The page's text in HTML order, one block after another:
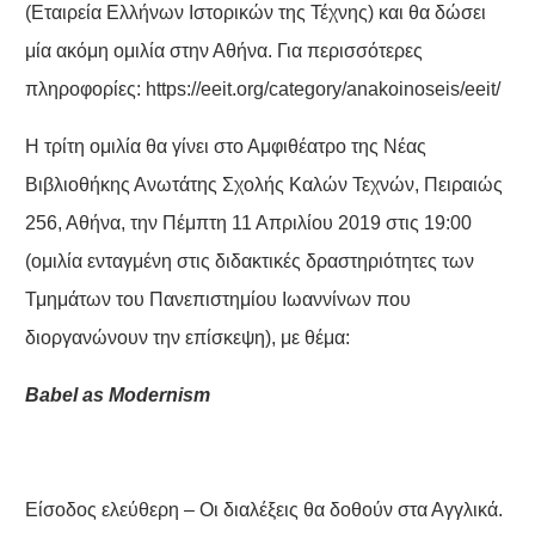
(Εταιρεία Ελλήνων Ιστορικών της Τέχνης) και θα δώσει
μία ακόμη ομιλία στην Αθήνα. Για περισσότερες
πληροφορίες: https://eeit.org/category/anakoinoseis/eeit/
Η τρίτη ομιλία θα γίνει στο Αμφιθέατρο της Νέας
Βιβλιοθήκης Ανωτάτης Σχολής Καλών Τεχνών, Πειραιώς
256, Αθήνα, την Πέμπτη 11 Απριλίου 2019 στις 19:00
(ομιλία ενταγμένη στις διδακτικές δραστηριότητες των
Τμημάτων του Πανεπιστημίου Ιωαννίνων που
διοργανώνουν την επίσκεψη), με θέμα:
Babel as Modernism
Είσοδος ελεύθερη – Οι διαλέξεις θα δοθούν στα Αγγλικά.